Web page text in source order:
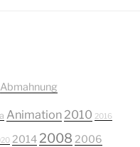
Abmahnung
Animation 2010 2016
2014 2008 2006